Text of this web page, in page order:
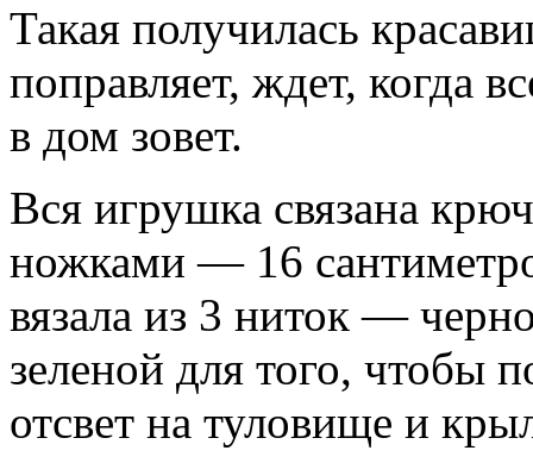
Такая получилась
поправляет, ждет, когда
в дом зовет.
Вся игрушка связана
ножками — 16
вязала из 3 ниток —
зеленой для того, чтобы
отсвет на туловище и